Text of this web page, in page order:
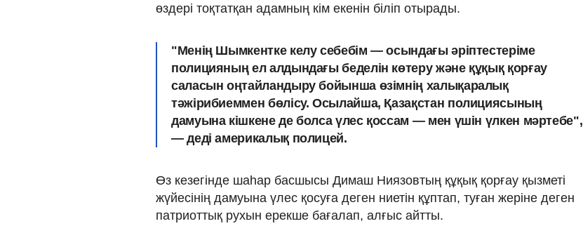
өздері тоқтатқан адамның кім екенін біліп отырады.
"Менің Шымкентке келу себебім — осындағы әріптестеріме
полицияның ел алдындағы беделін көтеру және құқық қорғау
саласын оңтайландыру бойынша өзімнің халықаралық
тәжірибиеммен бөлісу. Осылайша, Қазақстан полициясының
дамуына кішкене де болса үлес қоссам — мен үшін үлкен мәртебе",
— деді америкалық полицей.
Өз кезегінде шаһар басшысы Димаш Ниязовтың құқық қорғау қызметі
жүйесінің дамуына үлес қосуға деген ниетін құптап, туған жеріне деген
патриоттық рухын ерекше бағалап, алғыс айтты.